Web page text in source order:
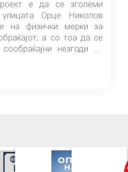
е да се зголеми
Орце Николов
на физички мерки за
а со тоа да се
незгоди на